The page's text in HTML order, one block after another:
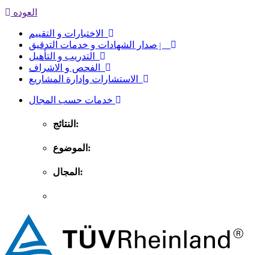
العوده
النتائج:
الموضوع:
المجال: